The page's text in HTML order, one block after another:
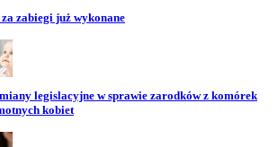
zabiegi już wykonane
legislacyjne w sprawie zarodków z komórek
kobiet